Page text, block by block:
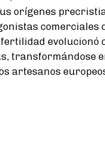
orígenes
comerciales
fertilidad
transformándose
artesanos